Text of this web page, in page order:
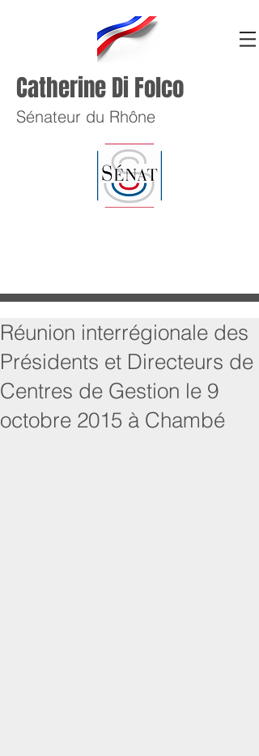
Catherine Di Folco
Sénateur du Rhône
Réunion interrégionale des
Présidents et Directeurs de
Centres de Gestion le 9
octobre 2015 à Chambé